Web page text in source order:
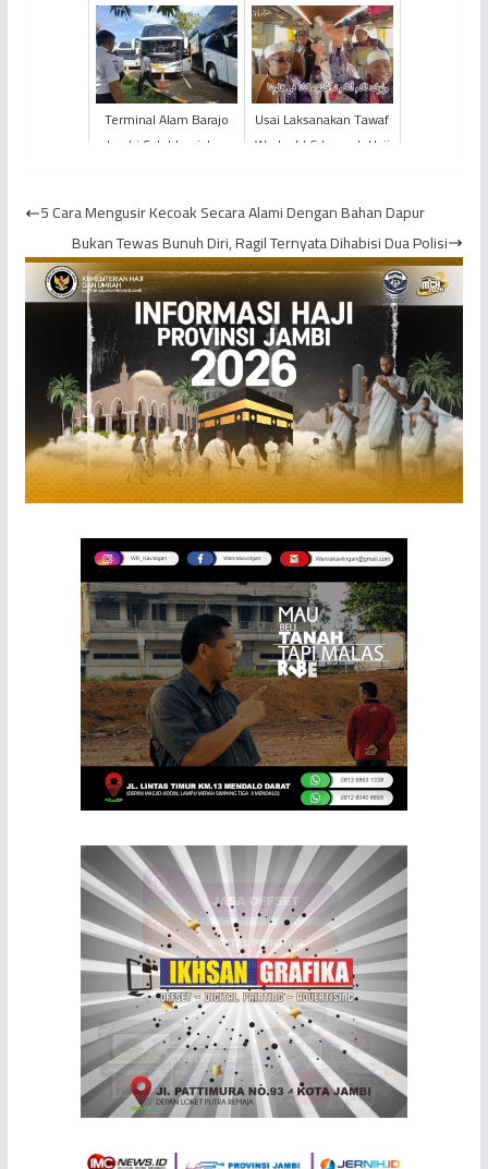
POLDA Jambi Gelar
Rapat Analisis dan
Evaluasi ...
ASN dan Anggota DPRD
Terminal Alam Barajo
Jambi Catat Lonjakan
Usai Laksanakan Tawaf
Wada, 446 Jemaah Haji
ke M...
5 Cara Mengusir Kecoak Secara Alami Dengan Bahan Dapur
Bukan Tewas Bunuh Diri, Ragil Ternyata Dihabisi Dua Polisi